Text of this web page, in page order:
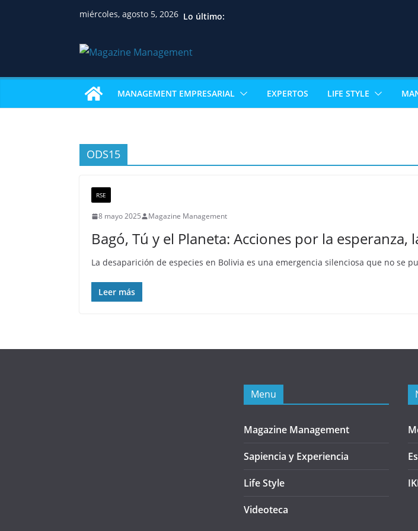
miércoles, agosto 5, 2026 Lo último:
MANAGEMENT EMPRESARIAL EXPERTOS LIFE STYLE
ODS15
RSE
8 mayo 2025 Magazine Management
Bagó, Tú y el Planeta: Acciones por la
La desaparición de especies en Bolivia es una emergencia silenciosa que no se
Leer más
Menu
Magazine Management
Sapiencia y Experiencia
Life Style
Videoteca